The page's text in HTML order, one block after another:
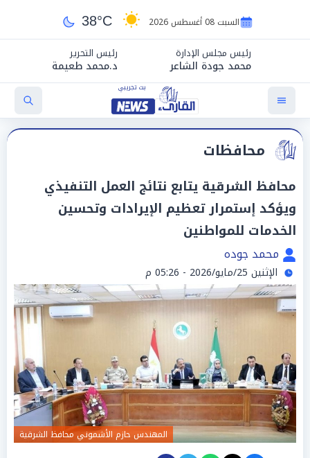
السبت 08 أغسطس 2026 38°C
رئيس مجلس الإدارة
محمد جودة الشاعر
رئيس التحرير
د.محمد طعيمة
محافظات
محافظ الشرقية يتابع نتائج العمل التنفيذي
ويؤكد إستمرار تعظيم الإيرادات وتحسين
الخدمات للمواطنين
محمد جوده
الإثنين 25/مايو/2026 - 05:26 م
المهندس حازم الأشموني محافظ الشرقية